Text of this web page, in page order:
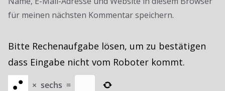
für meinen nächsten Kommentar speichern.
Bitte Rechenaufgabe lösen, um zu bestätigen
dass Eingabe nicht vom Roboter kommt.
× sechs =